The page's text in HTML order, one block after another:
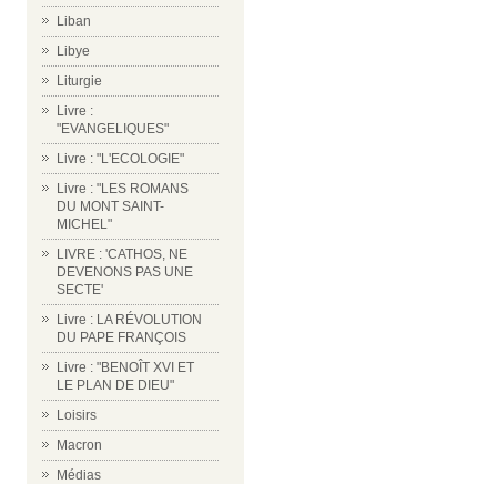
Liban
Libye
Liturgie
Livre :
"EVANGELIQUES"
Livre : "L'ECOLOGIE"
Livre : "LES ROMANS
DU MONT SAINT-
MICHEL"
LIVRE : 'CATHOS, NE
DEVENONS PAS UNE
SECTE'
Livre : LA RÉVOLUTION
DU PAPE FRANÇOIS
Livre : "BENOÎT XVI ET
LE PLAN DE DIEU"
Loisirs
Macron
Médias